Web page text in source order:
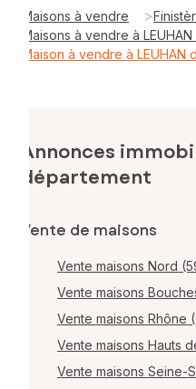
Maisons à vendre >
Maisons à vendre à
Maison à vendre à LEUHAN
Annonces
département
Vente de maisons
Vente maisons Nord
Vente maisons
Vente maisons Rhône
Vente maisons Hauts
Vente maisons Seine-